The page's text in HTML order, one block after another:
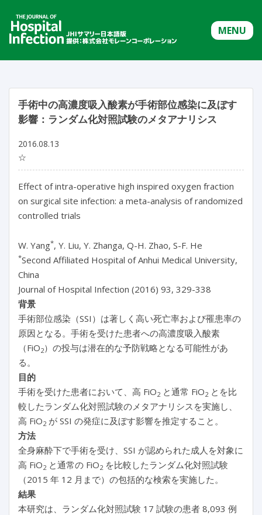
MENU
手術中の高濃度吸入酸素が手術部位感染に及ぼす
影響：ランダム化対照試験のメタアナリシス
2016.08.13
☆
Effect of intra-operative high inspired oxygen fraction
on surgical site infection: a meta-analysis of randomized
controlled trials
W. Yang*, Y. Liu, Y. Zhanga, Q-H. Zhao, S-F. He
*Second Affiliated Hospital of Anhui Medical University,
China
Journal of Hospital Infection (2016) 93, 329-338
背景
手術部位感染（SSI）は著しく高い死亡率および罹患率の
原因となる。手術を受けた患者への高濃度吸入酸素
（FiO2）の投与は潜在的な予防戦略となる可能性があ
る。
目的
手術を受けた患者において、高 FiO2 と通常 FiO2 とを比
較したランダム化対照試験のメタアナリシスを実施し、
高 FiO2 が SSI の発症に及ぼす影響を推定すること。
方法
全身麻酔下で手術を受け、SSI が認められた成人を対象に
高 FiO2 と通常の FiO2 を比較したランダム化対照試験
（2015 年 12 月まで）の包括的な検索を実施した。
結果
本研究は、ランダム化対照試験 17 試験の患者 8,093 例